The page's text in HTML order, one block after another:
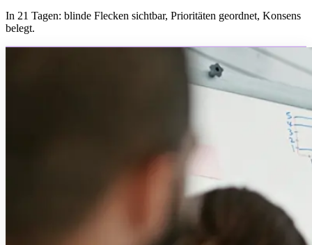
In 21 Tagen: blinde Flecken sichtbar, Prioritäten geordnet, Konsens
belegt.